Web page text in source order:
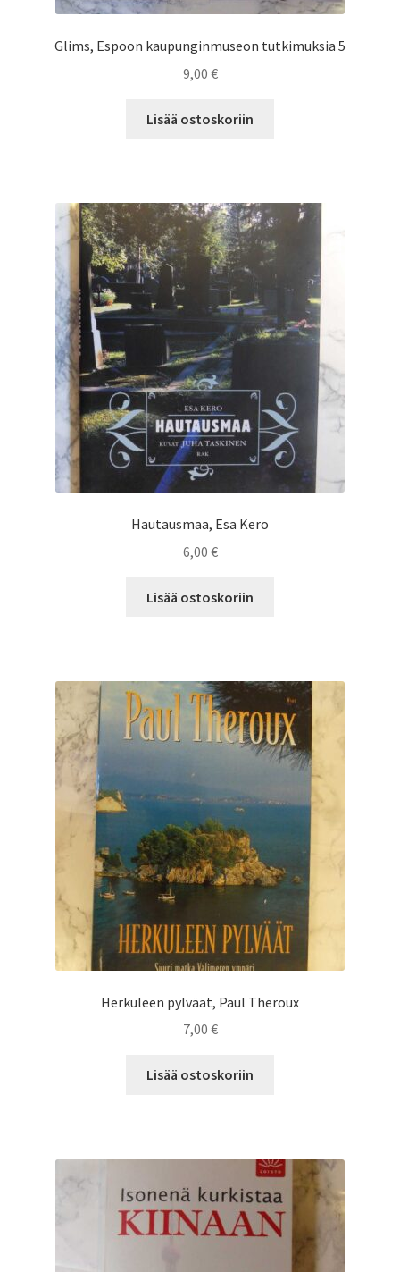
Glims, Espoon kaupunginmuseon tutkimuksia 5
9,00 €
Lisää ostoskoriin
Hautausmaa, Esa Kero
6,00 €
Lisää ostoskoriin
Herkuleen pylväät, Paul Theroux
7,00 €
Lisää ostoskoriin